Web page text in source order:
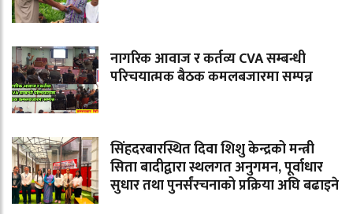
नागरिक आवाज र कर्तव्य CVA सम्बन्धी
परिचयात्मक बैठक कमलबजारमा सम्पन्न
सिंहदरबारस्थित दिवा शिशु केन्द्रको मन्त्री
सिता बादीद्वारा स्थलगत अनुगमन, पूर्वाधार
सुधार तथा पुनर्संरचनाको प्रक्रिया अघि बढाइने